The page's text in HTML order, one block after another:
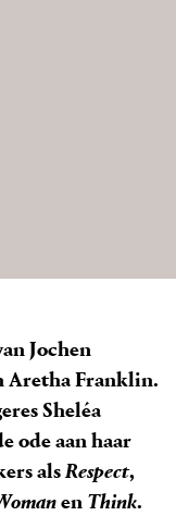
Jochen
Aretha Franklin.
Sheléa
ode aan haar
alsRespect,
en Think.